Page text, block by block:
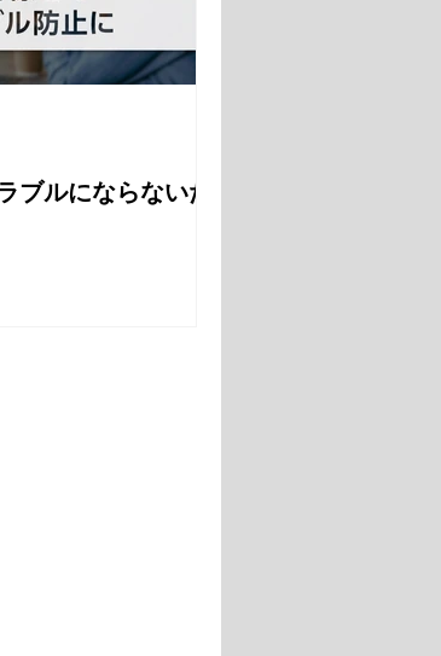
ブルにならないた